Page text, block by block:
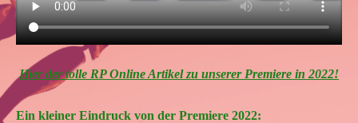
Hier der tolle RP Online Artikel zu unserer Premiere in 2022!
Ein kleiner Eindruck von der Premiere 2022: